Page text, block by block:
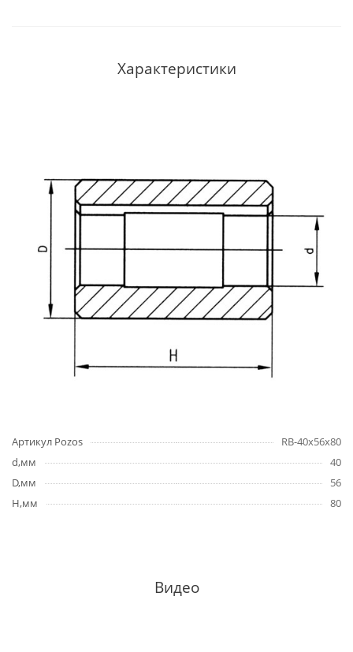
Характеристики
Артикул Pozos
RB-40x56x80
d,мм
40
D,мм
56
H,мм
80
Видео